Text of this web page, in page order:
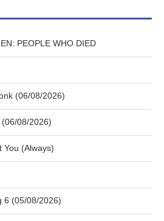
PEOPLE WHO DIED
(06/08/2026)
08/2026)
You (Always)
6 (05/08/2026)